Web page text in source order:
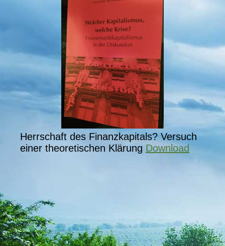
Herrschaft des Finanzkapitals? Versuch
einer theoretischen Klärung Download